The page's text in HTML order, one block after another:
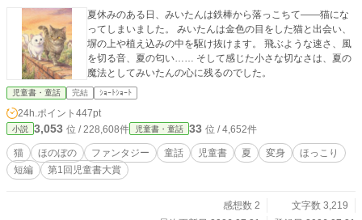
夏休みのある日、みいたんは鉄棒から落っこちて――猫にな
ってしまいました。 みいたんは金色の目をした猫と出会い、
塀の上や植え込みの中を駆け抜けます。 飛ぶような速さ、風
を切る音、夏の匂い…… そして感じた小さな切なさは、夏の
魔法としてみいたんの心に残るのでした。
児童書・童話 完結 ｼｮｰﾄｼｮｰﾄ
24h.ポイント 447pt
小説 3,053 位 / 228,608件 児童書・童話 33 位 / 4,652件
猫 ほのぼの ファンタジー 童話 児童書 夏 変身
ほっこり
短編
第1回児童書大賞
感想数 2
文字数 3,219